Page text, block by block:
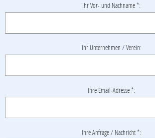
Ihr Vor- und Nachname *:
Ihr Unternehmen / Verein:
Ihre Email-Adresse *:
Ihre Anfrage / Nachricht *: